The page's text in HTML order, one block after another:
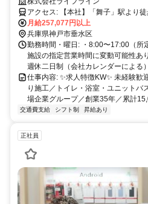
月給257,077円以上
兵庫県神戸市垂水区
勤務時間・曜日: ・8:00〜17:00（
施設の指定営業時間に変動可能性あ
週休二日制（会社カレンダーによる）
仕事内容: ✨求人特徴KW✨ 未経験
り施工／トイレ・浴室・ユニットバ
場企業グループ／創業35年／累計
交通費支給 シフト制 昇給あり
正社員